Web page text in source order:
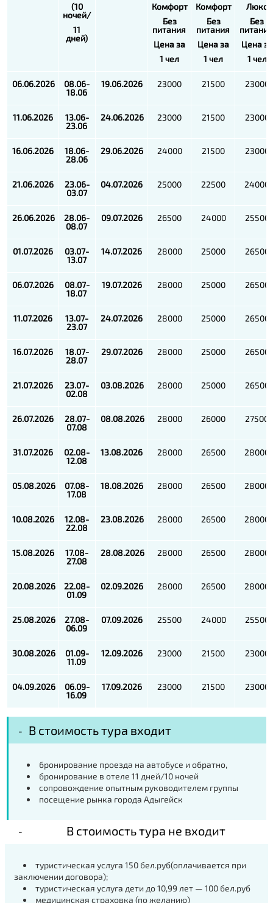
(10
ночей/
11
дней)
Комфорт
Без
питания
Цена за
1 чел
Комфорт
Без
питания
Цена за
1 чел
Люкс
Без
питания
Цена за
1 чел
06.06.2026
08.06-
18.06
19.06.2026 23000 21500 23000
11.06.2026
13.06-
23.06
24.06.2026 23000 21500 23000
16.06.2026
18.06-
28.06
29.06.2026 24000 21500 23000
21.06.2026
23.06-
03.07
04.07.2026 25000 22500 24000
26.06.2026
28.06-
08.07
09.07.2026 26500 24000 25500
01.07.2026
03.07-
13.07
14.07.2026 28000 25000 26500
06.07.2026
08.07-
18.07
19.07.2026 28000 25000 26500
11.07.2026
13.07-
23.07
24.07.2026 28000 25000 26500
16.07.2026
18.07-
28.07
29.07.2026 28000 25000 26500
21.07.2026
23.07-
02.08
03.08.2026 28000 25000 26500
26.07.2026
28.07-
07.08
08.08.2026 28000 26000 27500
31.07.2026
02.08-
12.08
13.08.2026 28000 26500 28000
05.08.2026
07.08-
17.08
18.08.2026 28000 26500 28000
10.08.2026
12.08-
22.08
23.08.2026 28000 26500 28000
15.08.2026
17.08-
27.08
28.08.2026 28000 26500 28000
20.08.2026
22.08-
01.09
02.09.2026 28000 26500 28000
25.08.2026
27.08-
06.09
07.09.2026 25500 24000 25500
30.08.2026
01.09-
11.09
12.09.2026 23000 21500 23000
04.09.2026
06.09-
16.09
17.09.2026 23000 21500 23000
В стоимость тура входит
бронирование проезда на автобусе и обратно,
бронирование в отеле 11 дней/10 ночей
сопровождение опытным руководителем группы
посещение рынка города Адыгейск
В стоимость тура не входит
туристическая услуга 150 бел.руб(оплачивается при
заключении договора);
туристическая услуга дети до 10,99 лет — 100 бел.руб
медицинская страховка (по желанию)